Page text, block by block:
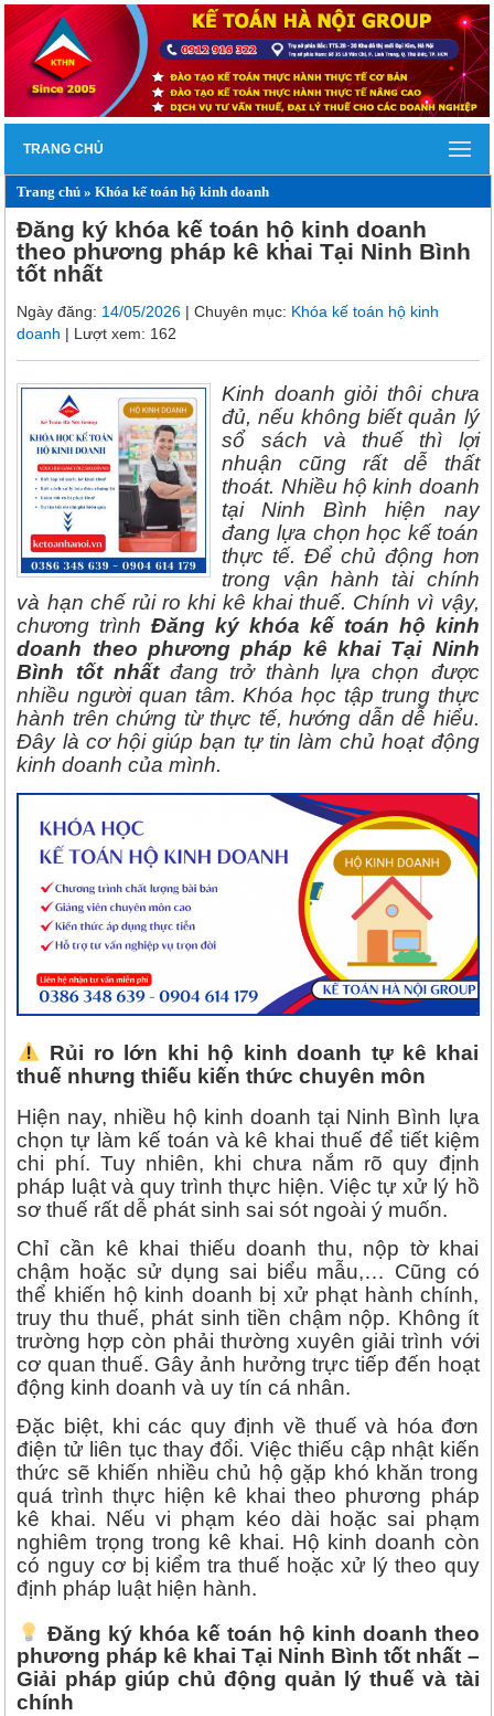
TRANG CHỦ
Trang chủ »Khóa kế toán hộ kinh doanh
Đăng ký khóa kế toán hộ kinh doanh
theo phương pháp kê khai Tại Ninh Bình
tốt nhất
Ngày đăng: 14/05/2026 | Chuyên mục: Khóa kế toán hộ kinh
doanh | Lượt xem: 162
Kinh doanh giỏi thôi chưa
đủ, nếu không biết quản lý
sổ sách và thuế thì lợi
nhuận cũng rất dễ thất
thoát. Nhiều hộ kinh doanh
tại Ninh Bình hiện nay
đang lựa chọn học kế toán
thực tế. Để chủ động hơn
trong vận hành tài chính
và hạn chế rủi ro khi kê khai thuế. Chính vì vậy,
chương trìnhĐăng ký khóa kế toán hộ kinh
doanh theo phương pháp kê khai Tại Ninh
Bình tốt nhấtđang trở thành lựa chọn được
nhiều người quan tâm. Khóa học tập trung thực
hành trên chứng từ thực tế, hướng dẫn dễ hiểu.
Đây là cơ hội giúp bạn tự tin làm chủ hoạt động
kinh doanh của mình.
Rủi ro lớn khi hộ kinh doanh tự kê khai
thuế nhưng thiếu kiến thức chuyên môn
Hiện nay, nhiều hộ kinh doanh tại Ninh Bình lựa
chọn tự làm kế toán và kê khai thuế để tiết kiệm
chi phí. Tuy nhiên, khi chưa nắm rõ quy định
pháp luật và quy trình thực hiện. Việc tự xử lý hồ
sơ thuế rất dễ phát sinh sai sót ngoài ý muốn.
Chỉ cần kê khai thiếu doanh thu, nộp tờ khai
chậm hoặc sử dụng sai biểu mẫu,… Cũng có
thể khiến hộ kinh doanh bị xử phạt hành chính,
truy thu thuế, phát sinh tiền chậm nộp. Không ít
trường hợp còn phải thường xuyên giải trình với
cơ quan thuế. Gây ảnh hưởng trực tiếp đến hoạt
động kinh doanh và uy tín cá nhân.
Đặc biệt, khi các quy định về thuế và hóa đơn
điện tử liên tục thay đổi. Việc thiếu cập nhật kiến
thức sẽ khiến nhiều chủ hộ gặp khó khăn trong
quá trình thực hiện kê khai theo phương pháp
kê khai. Nếu vi phạm kéo dài hoặc sai phạm
nghiêm trọng trong kê khai. Hộ kinh doanh còn
có nguy cơ bị kiểm tra thuế hoặc xử lý theo quy
định pháp luật hiện hành.
Đăng ký khóa kế toán hộ kinh doanh theo
phương pháp kê khai Tại Ninh Bình tốt nhất –
Giải pháp giúp chủ động quản lý thuế và tài
chính